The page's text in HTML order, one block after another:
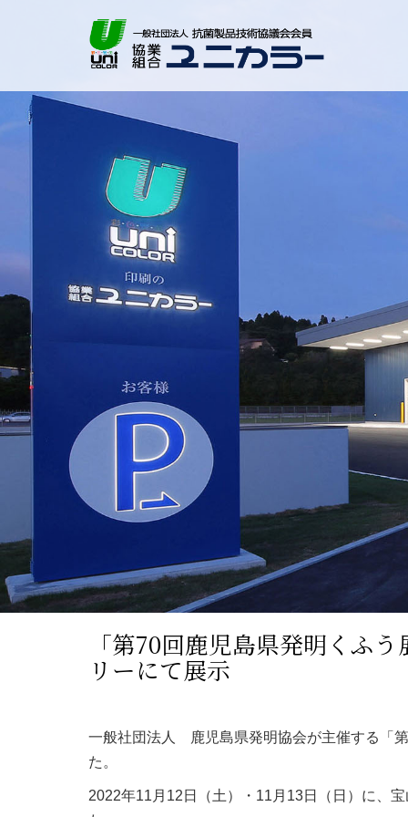
「第70回鹿児島県発明くふ
リーにて展示
一般社団法人 鹿児島県発明協会が主催する「
た。
2022年11月12日（土）・11月13日（日）に、